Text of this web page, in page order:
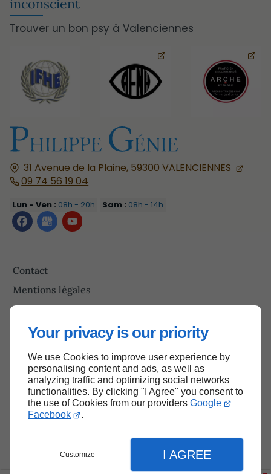
Your privacy is our priority
We use Cookies to improve user experience by
personalising content and ads, as well as
analyzing traffic and optimizing social networks
functionalities. By clicking "I Agree" you consent to
the use of Cookies from our providers Google
Facebook
.
Customize I AGREE
31 Avenue de la Plaine, 59300 VALENCIENNES
09 74 56 19 04
Lun - Ven : 08h - 20h Sam : 08h - 14h
Contact
Mentions légales
Plan du site
inconscient
Trouver un bon psy à Valenciennes
Haut de page